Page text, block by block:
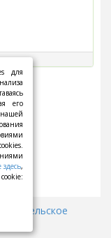
для
его
нашей
,